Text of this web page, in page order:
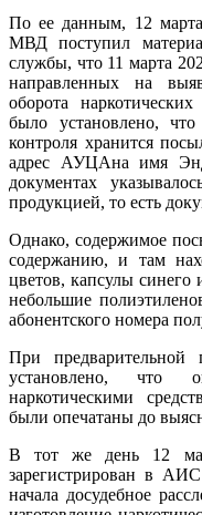
По ее данным, 12
МВД поступил
службы, что 11 марта
направленных на
оборота
было установлено,
контроля хранится
адрес АУЦАна имя
документах
продукцией, то есть
Однако, содержимое
содержанию, и там
цветов, капсулы синего
небольшие
абонентского номера
При предварительной
установлено, что
наркотическими
были опечатаны до
В тот же день 12
зарегистрирован в
начала досудебное